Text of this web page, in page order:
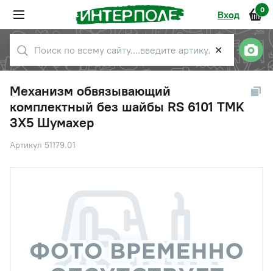
Вход 0
✕
Механизм обвязывающий
комплектный без шайбы RS 6101 TMK
3X5 Шумахер
Артикул 51179.01